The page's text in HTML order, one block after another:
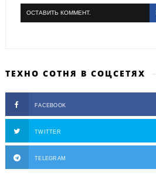
ОСТАВИТЬ КОММЕНТ.
ТЕХНО СОТНЯ В СОЦСЕТЯХ
FACEBOOK
TWITTER
TELEGRAM